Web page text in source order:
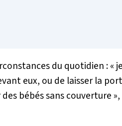
du quotidien : «
eux, ou de laisser la
bébés sans couverture